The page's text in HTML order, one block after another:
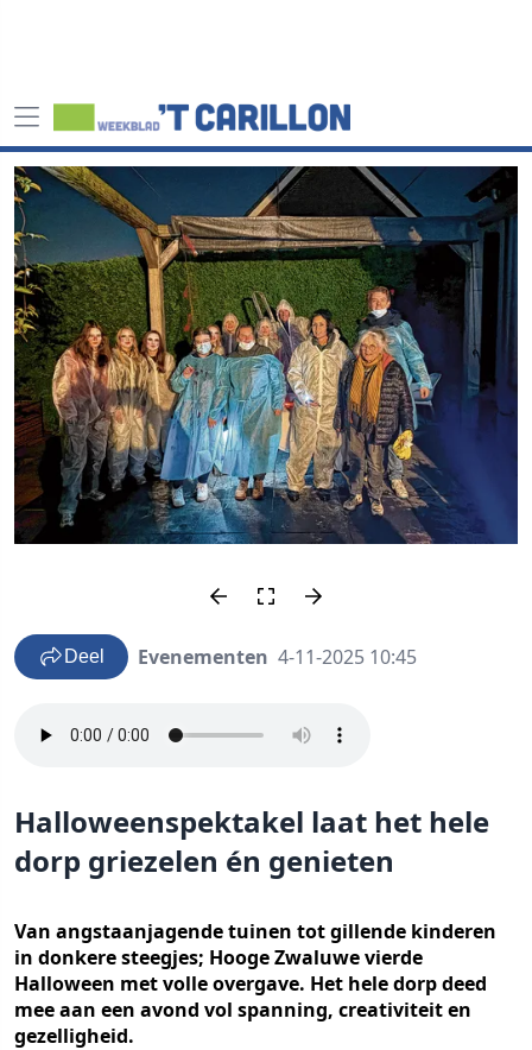
Deel Evenementen 4-11-2025 10:45
Halloweenspektakel laat het hele
dorp griezelen én genieten
Van angstaanjagende tuinen tot gillende kinderen
in donkere steegjes; Hooge Zwaluwe vierde
Halloween met volle overgave. Het hele dorp deed
mee aan een avond vol spanning, creativiteit en
gezelligheid.